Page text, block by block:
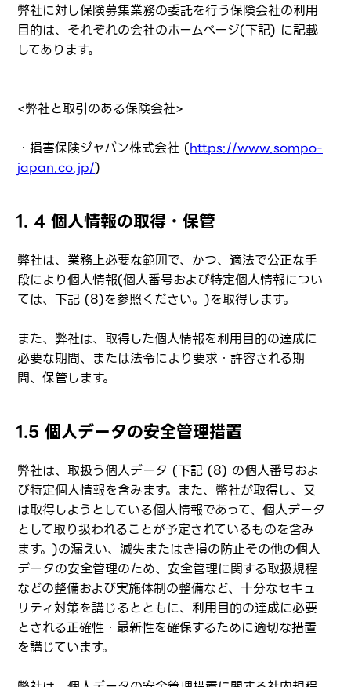
弊社に対し保険募集業務の委託を行う保険会社の利用
目的は、それぞれの会社のホームページ(下記) に記載
してあります。
<弊社と取引のある保険会社>
・損害保険ジャパン株式会社 (https://www.sompo-
japan.co.jp/)
1. 4 個人情報の取得・保管
弊社は、業務上必要な範囲で、かつ、適法で公正な手
段により個人情報(個人番号および特定個人情報につい
ては、下記 (8)を参照ください。)を取得します。
また、弊社は、取得した個人情報を利用目的の達成に
必要な期間、または法令により要求・許容される期
間、保管します。
1.5 個人データの安全管理措置
弊社は、取扱う個人データ (下記 (8) の個人番号およ
び特定個人情報を含みます。また、幣社が取得し、又
は取得しようとしている個人情報であって、個人データ
として取り扱われることが予定されているものを含み
ます。)の漏えい、滅失またはき損の防止その他の個人
データの安全管理のため、安全管理に関する取扱規程
などの整備および実施体制の整備など、十分なセキュ
リティ対策を講じるとともに、利用目的の達成に必要
とされる正確性・最新性を確保するために適切な措置
を講じています。